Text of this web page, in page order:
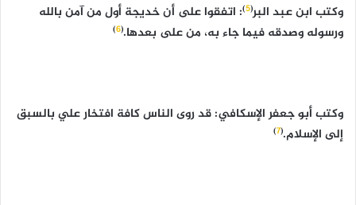
وكتب ابن عبد البر(
5
): اتفقوا على أن خديجة أول من آمن بالله
ورسوله وصدقه فيما جاء به، من على بعدها.(
6
)
وكتب أبو جعفر الإسكافي: قد روى الناس كافة افتخار علي بالسبق
إلى الإسلام.(
7
)